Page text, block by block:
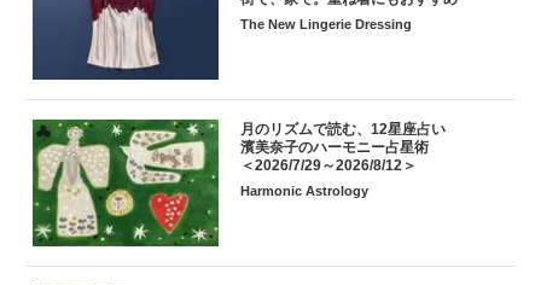
The New Lingerie Dressing
月のリズムで読む、12星座占い
濱美奈子のハーモニー占星術
＜2026/7/29～2026/8/12＞
Harmonic Astrology